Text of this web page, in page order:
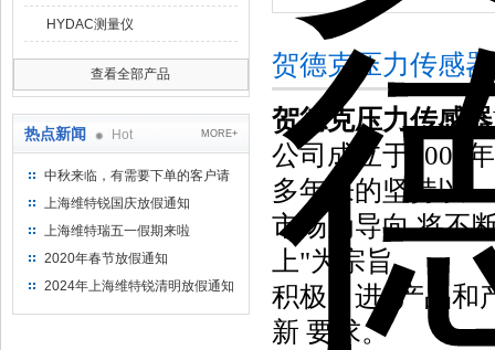
HYDAC测量仪
查看全部产品
热点新闻 Hot MORE+
中秋来临，有需要下单的客户请
提前下单
上海维特锐国庆放假通知
上海维特瑞五一假期来啦
2020年春节放假通知
2024年上海维特锐清明放假通知
贺德克压力传感
贺德克压力传感
公司成立于2003
多年来的坚持以
市场为导向,将不
上"为宗旨,
积极引进*产品和
新 要求。